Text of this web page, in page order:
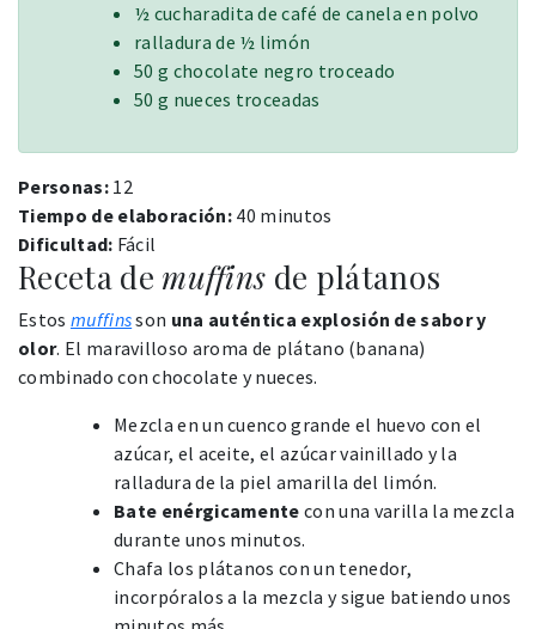
½ cucharadita de café de canela en polvo
ralladura de ½ limón
50 g chocolate negro troceado
50 g nueces troceadas
Personas: 12
Tiempo de elaboración: 40 minutos
Dificultad: Fácil
Receta de muffins de plátanos
Estos muffinsson una auténtica explosión de sabor y
olor. El maravilloso aroma de plátano (banana)
combinado con chocolate y nueces.
Mezcla en un cuenco grande el huevo con el
azúcar, el aceite, el azúcar vainillado y la
ralladura de la piel amarilla del limón.
Bate enérgicamente con una varilla la mezcla
durante unos minutos.
Chafa los plátanos con un tenedor,
incorpóralos a la mezcla y sigue batiendo unos